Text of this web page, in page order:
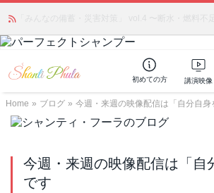
初めての方 講演映像
Home » ブログ » 今週・来週の映像配信は「自分自身
今週・来週の映像配信は「自
です